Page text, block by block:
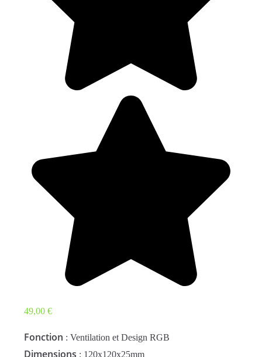
49,00 €
Fonction : Ventilation et Design RGB
Dimensions : 120x120x25mm